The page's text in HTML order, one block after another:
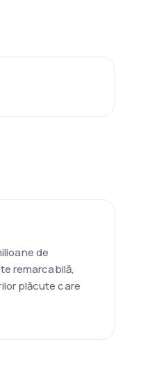
de
remarcabilă,
plăcute care